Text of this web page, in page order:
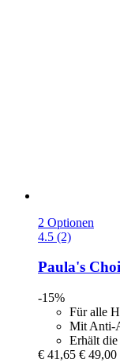
2 Optionen
4.5 (2)
Paula's
-15%
Für alle
Mit Anti-
Erhält
€ 41,65 € 49,00